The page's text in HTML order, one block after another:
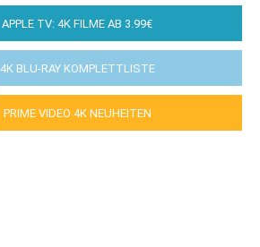
APPLE TV: 4K FILME AB 3.99€
4K BLU-RAY KOMPLETTLISTE
PRIME VIDEO 4K NEUHEITEN